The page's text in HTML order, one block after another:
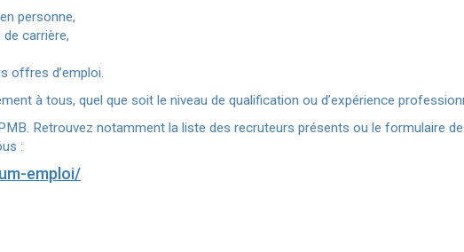
personne,
carrière,
offres d’emploi.
à tous, quel que soit le niveau de qualification ou d’expérience
Retrouvez notamment la liste des recruteurs présents ou le formulaire
:
emploi/